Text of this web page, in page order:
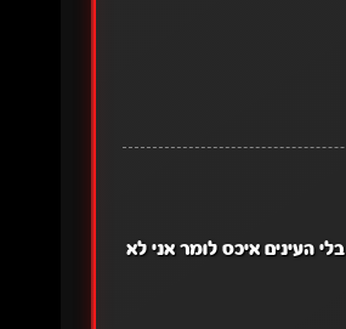
העינים איכס לומר אני לא